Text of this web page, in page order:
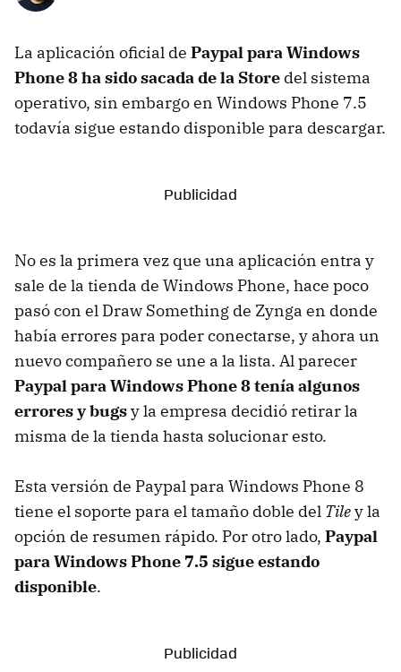
La aplicación oficial de Paypal para Windows
Phone 8 ha sido sacada de la Store del sistema
operativo, sin embargo en Windows Phone 7.5
todavía sigue estando disponible para descargar.
No es la primera vez que una aplicación entra y
sale de la tienda de Windows Phone, hace poco
pasó con el Draw Something de Zynga en donde
había errores para poder conectarse, y ahora un
nuevo compañero se une a la lista. Al parecer
Paypal para Windows Phone 8 tenía algunos
errores y bugsy la empresa decidió retirar la
misma de la tienda hasta solucionar esto.
Esta versión de Paypal para Windows Phone 8
tiene el soporte para el tamaño doble del Tiley la
opción de resumen rápido. Por otro lado, Paypal
para Windows Phone 7.5 sigue estando
disponible.